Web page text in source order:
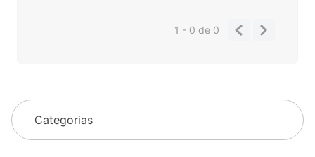
1 - 0de 0
Categorias